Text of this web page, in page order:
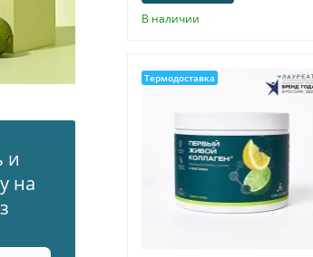
В наличии
Термодоставка
и
на